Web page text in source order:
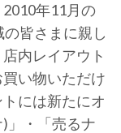
年11月の
皆さまに親し
内レイアウト
い物いただけ
には新たにオ
」・「売るナ